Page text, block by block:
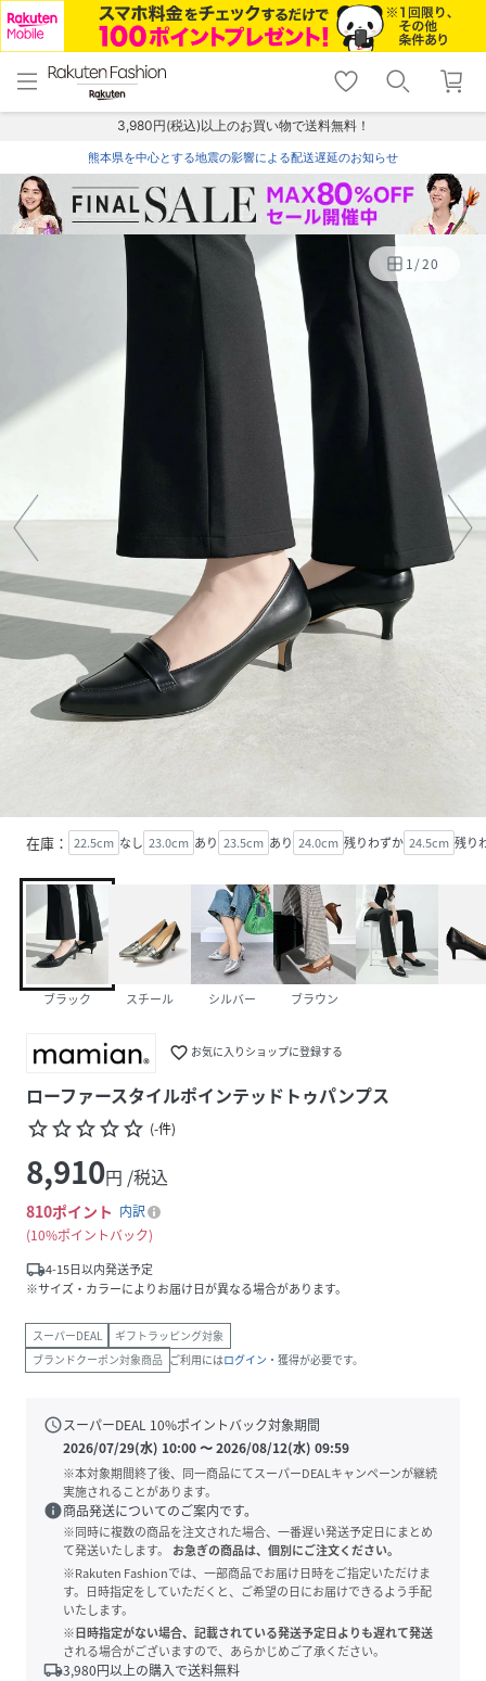
menu home
トップ
shopping_cart lock_outline
ログイン
3,980円(税込)以上のお買い物で送料無料！
熊本県を中心とする地震の影響による配送遅延のお知らせ
1/20
在庫： 22.5cm なし 23.0cm あり 23.5cm あり 24.0cm 残りわずか 24.5cm 残り
ブラック スチール シルバー ブラウン
favorite_border お気に入りショップに登録する
ローファースタイルポインテッドトゥパンプス
star_borderstar_borderstar_borderstar_borderstar_border (-件)
8,910円 /税込
810ポイント 内訳
10%ポイントバック
local_shipping4-15日以内発送予定
※サイズ・カラーによりお届け日が異なる場合があります。
スーパーDEAL
ギフトラッピング対象
ブランドクーポン対象商品 ご利用にはログイン ・獲得が必要です。
scheduleスーパーDEAL 10%ポイントバック対象期間
2026/07/29(水) 10:00〜2026/08/12(水) 09:59
※本対象期間終了後、同一商品にてスーパーDEALキャンペーンが継続
実施されることがあります。
info商品発送についてのご案内です。
※同時に複数の商品を注文された場合、一番遅い発送予定日にまとめ
て発送いたします。
お急ぎの商品は、個別にご注文ください。
※Rakuten Fashionでは、一部商品でお届け日時をご指定いただけま
す。日時指定をしていただくと、ご希望の日にお届けできるよう手配
いたします。
※日時指定がない場合、記載されている発送予定日よりも遅れて発送
される場合がございますので、あらかじめご了承ください。
local_shipping3,980円以上の購入で送料無料